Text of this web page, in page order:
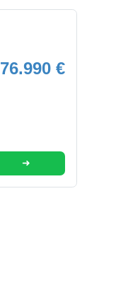
76.990 €
➜